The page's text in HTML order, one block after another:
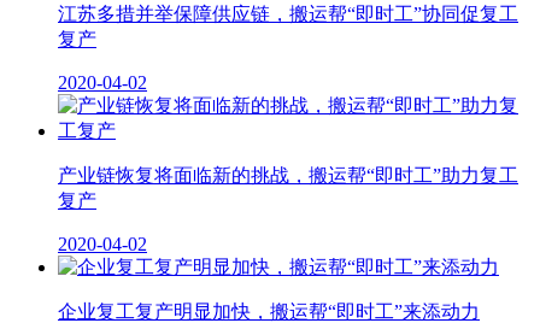
江苏多措并举保障供应链，搬运帮“即时工”协同促复工
复产
2020-04-02
产业链恢复将面临新的挑战，搬运帮“即时工”助力复工
复产
2020-04-02
企业复工复产明显加快，搬运帮“即时工”来添动力